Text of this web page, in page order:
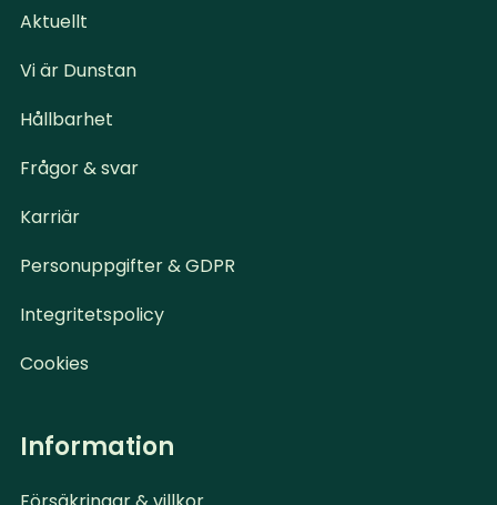
Aktuellt
Vi är Dunstan
Hållbarhet
Frågor & svar
Karriär
Personuppgifter & GDPR
Integritetspolicy
Cookies
Information